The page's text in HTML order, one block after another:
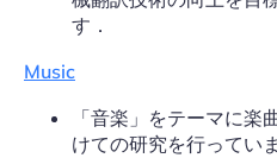
す．
Music
「音楽」をテーマに楽
けての研究を行ってい